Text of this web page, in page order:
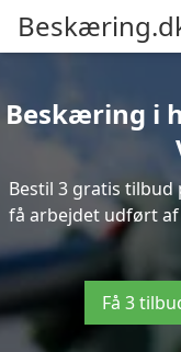
Beskæring i
Bestil 3 gratis tilbud
få arbejdet udført
Få 3